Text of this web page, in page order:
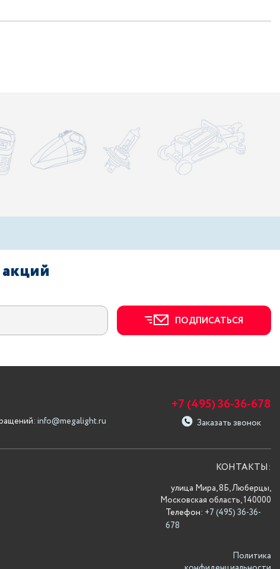
ПОДПИСАТЬСЯ
info@megalight.ru
+7 (495) 36-36-678
Заказать звонок
КОНТАКТЫ:
улица Мира, 8Б, Люберцы,
Московская область, 140000
Телефон: +7 (495) 36-36-
678
Политика